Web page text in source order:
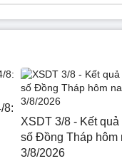
8:
XSDT 3/8 - Kết quả
số Đồng Tháp hôm
3/8/2026